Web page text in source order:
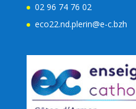
02 96 74 76 02
eco22.nd.plerin@e-c.bzh